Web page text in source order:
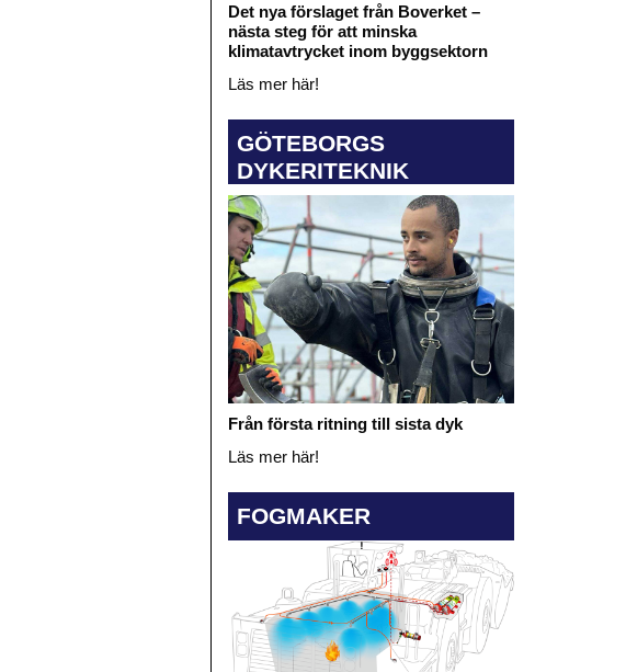
Det nya förslaget från Boverket –
nästa steg för att minska
klimatavtrycket inom byggsektorn
Läs mer här!
GÖTEBORGS
DYKERITEKNIK
Från första ritning till sista dyk
Läs mer här!
FOGMAKER